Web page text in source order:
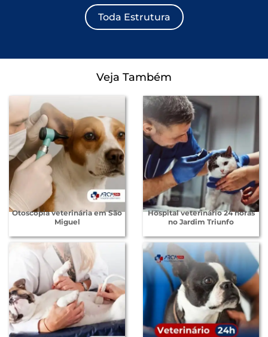
Toda Estrutura
Veja Também
Otoscopia veterinária em São
Miguel
Hospital veterinário 24 horas
no Jardim Triunfo